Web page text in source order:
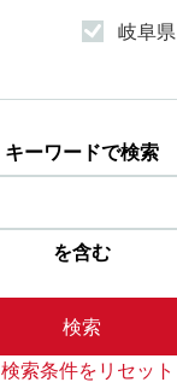
岐阜県
キーワードで検索
を含む
検索
検索条件をリセット